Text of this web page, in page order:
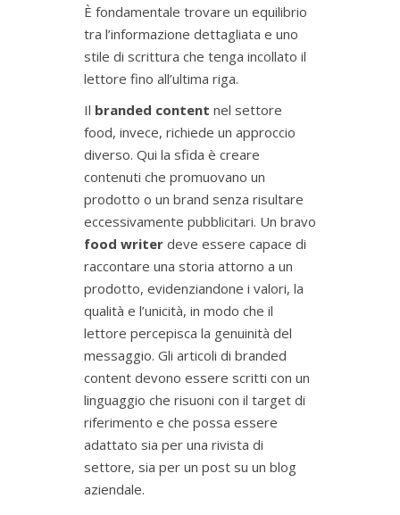
È fondamentale trovare un equilibrio
tra l’informazione dettagliata e uno
stile di scrittura che tenga incollato il
lettore fino all’ultima riga.
Il branded content nel settore
food, invece, richiede un approccio
diverso. Qui la sfida è creare
contenuti che promuovano un
prodotto o un brand senza risultare
eccessivamente pubblicitari. Un bravo
food writer deve essere capace di
raccontare una storia attorno a un
prodotto, evidenziandone i valori, la
qualità e l’unicità, in modo che il
lettore percepisca la genuinità del
messaggio. Gli articoli di branded
content devono essere scritti con un
linguaggio che risuoni con il target di
riferimento e che possa essere
adattato sia per una rivista di
settore, sia per un post su un blog
aziendale.